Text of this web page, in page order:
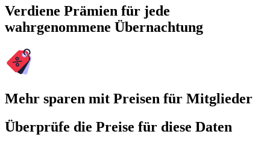
Verdiene Prämien für jede
wahrgenommene Übernachtung
Mehr sparen mit Preisen für Mitglieder
Überprüfe die Preise für diese Daten